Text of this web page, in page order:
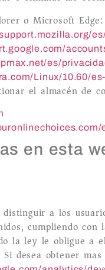
o Microsoft Edge:
es/
Linux/10.60/
el almacén de
en esta
a los
cumpliendo
la ley le obligue a
desea obtener